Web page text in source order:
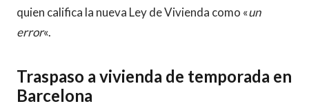
quien califica la nueva Ley de Vivienda como «un
error«.
Traspaso a vivienda de temporada en
Barcelona